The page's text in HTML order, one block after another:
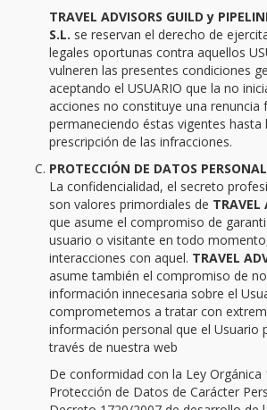
TRAVEL ADVISORS GUILD y
S.L. se reservan el derecho de
legales oportunas contra aquellos
vulneren las presentes condiciones
aceptando el USUARIO que la no
acciones no constituye una renuncia
permaneciendo éstas vigentes hasta
prescripción de las infracciones.
PROTECCIÓN DE DATOS
La confidencialidad, el secreto
son valores primordiales de TRAVEL
que asume el compromiso de
usuario o visitante en todo
interacciones con aquel. TRAVEL
asume también el compromiso de
información innecesaria sobre el
comprometemos a tratar con
información personal que el Usuario
través de nuestra web
De conformidad con la Ley Orgánica
Protección de Datos de Carácter